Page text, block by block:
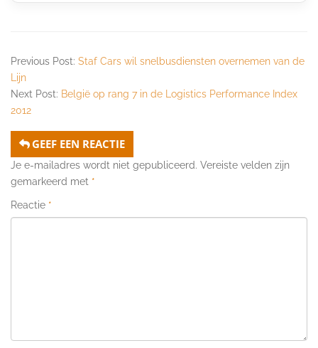
Previous Post: Staf Cars wil snelbusdiensten overnemen van de
Lijn
Next Post: België op rang 7 in de Logistics Performance Index
2012
GEEF EEN REACTIE
Je e-mailadres wordt niet gepubliceerd. Vereiste velden zijn
gemarkeerd met *
Reactie *